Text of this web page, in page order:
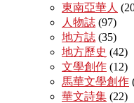
東南亞華人
人物誌 (97)
地方誌 (35)
地方歷史 (42)
文學創作 (12)
馬華文學創作
華文詩集 (22)